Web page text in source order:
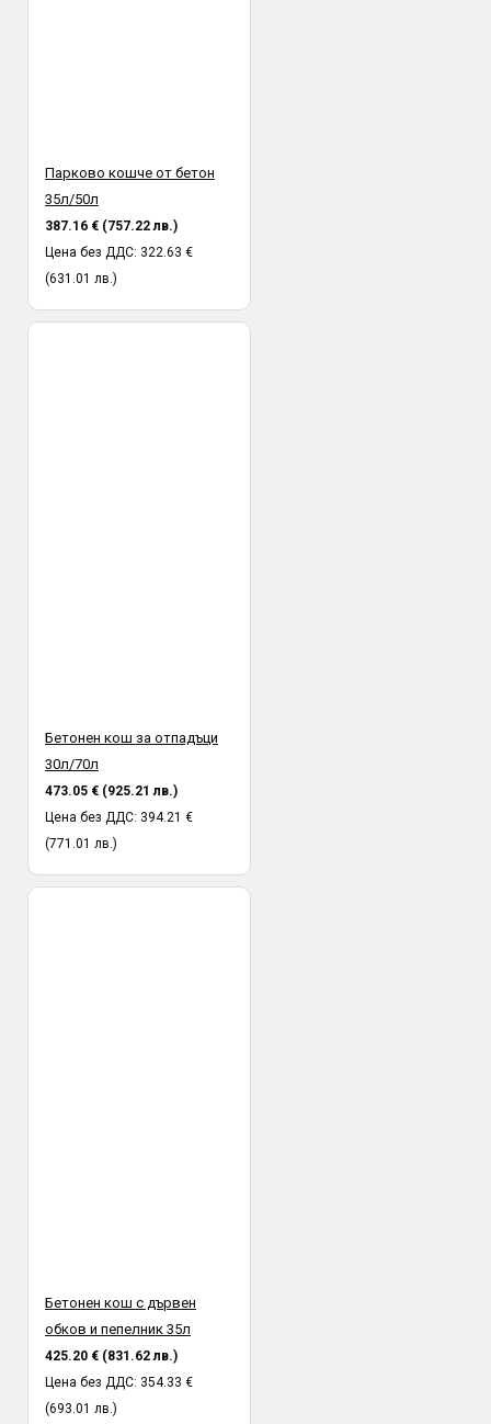
Парково кошче от бетон
35л/50л
387.16 € (757.22 лв.)
Цена без ДДС: 322.63 €
(631.01 лв.)
Бетонен кош за отпадъци
30л/70л
473.05 € (925.21 лв.)
Цена без ДДС: 394.21 €
(771.01 лв.)
Бетонен кош с дървен
обков и пепелник 35л
425.20 € (831.62 лв.)
Цена без ДДС: 354.33 €
(693.01 лв.)